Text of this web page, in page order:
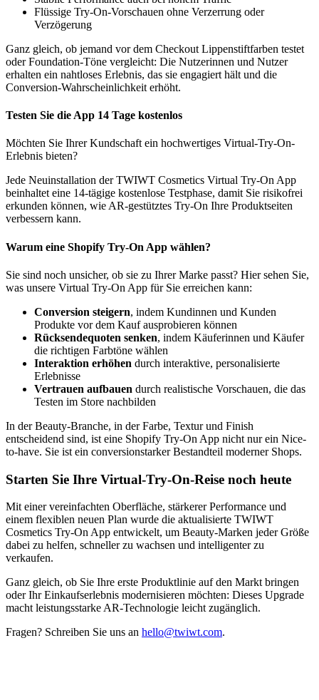
Flüssige Try-On-Vorschauen ohne Verzerrung oder
Verzögerung
Ganz gleich, ob jemand vor dem Checkout Lippenstiftfarben testet
oder Foundation-Töne vergleicht: Die Nutzerinnen und Nutzer
erhalten ein nahtloses Erlebnis, das sie engagiert hält und die
Conversion-Wahrscheinlichkeit erhöht.
Testen Sie die App 14 Tage kostenlos
Möchten Sie Ihrer Kundschaft ein hochwertiges Virtual-Try-On-
Erlebnis bieten?
Jede Neuinstallation der TWIWT Cosmetics Virtual Try-On App
beinhaltet eine 14-tägige kostenlose Testphase, damit Sie risikofrei
erkunden können, wie AR-gestütztes Try-On Ihre Produktseiten
verbessern kann.
Warum eine Shopify Try-On App wählen?
Sie sind noch unsicher, ob sie zu Ihrer Marke passt? Hier sehen Sie,
was unsere Virtual Try-On App für Sie erreichen kann:
Conversion steigern, indem Kundinnen und Kunden
Produkte vor dem Kauf ausprobieren können
Rücksendequoten senken, indem Käuferinnen und Käufer
die richtigen Farbtöne wählen
Interaktion erhöhen durch interaktive, personalisierte
Erlebnisse
Vertrauen aufbauen durch realistische Vorschauen, die das
Testen im Store nachbilden
In der Beauty-Branche, in der Farbe, Textur und Finish
entscheidend sind, ist eine Shopify Try-On App nicht nur ein Nice-
to-have. Sie ist ein conversionstarker Bestandteil moderner Shops.
Starten Sie Ihre Virtual-Try-On-Reise noch heute
Mit einer vereinfachten Oberfläche, stärkerer Performance und
einem flexiblen neuen Plan wurde die aktualisierte TWIWT
Cosmetics Try-On App entwickelt, um Beauty-Marken jeder Größe
dabei zu helfen, schneller zu wachsen und intelligenter zu
verkaufen.
Ganz gleich, ob Sie Ihre erste Produktlinie auf den Markt bringen
oder Ihr Einkaufserlebnis modernisieren möchten: Dieses Upgrade
macht leistungsstarke AR-Technologie leicht zugänglich.
Fragen? Schreiben Sie uns an hello@twiwt.com.